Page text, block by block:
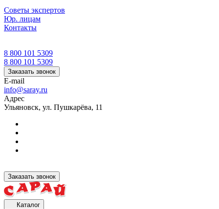
Советы экспертов
Юр. лицам
Контакты
8 800 101 5309
8 800 101 5309
Заказать звонок
E-mail
info@saray.ru
Адрес
Ульяновск, ул. Пушкарёва, 11
Заказать звонок
Каталог